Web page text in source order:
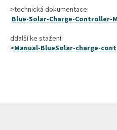
>technická dokumentace:
Blue-Solar-Charge-Controller-
ddalší ke stažení:
>Manual-BlueSolar-charge-